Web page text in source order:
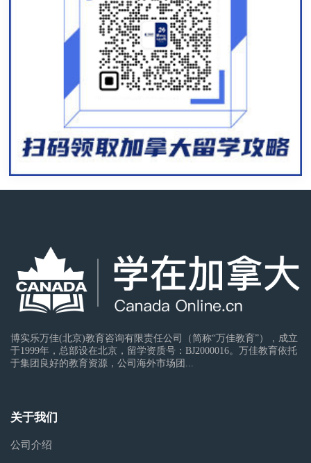
博实乐万佳(北京)教育咨询有限责任公司（简称“万佳教育”），成立
于1999年，总部设在北京，留学资质号：BJ2000016。万佳教育依托
于集团良好的教育资源，公司海外市场团...
关于我们
公司介绍